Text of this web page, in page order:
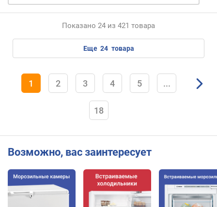
о
р
и
о
Показано 24 из 421 товара
еще 24 товара
1 2 3 4 5 ...
18
Возможно, вас заинтересует